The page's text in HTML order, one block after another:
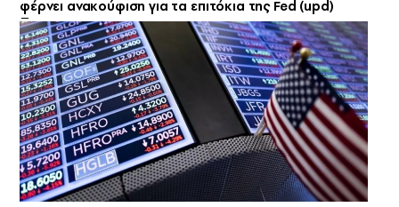
φέρνει ανακούφιση για τα επιτόκια της Fed (upd)